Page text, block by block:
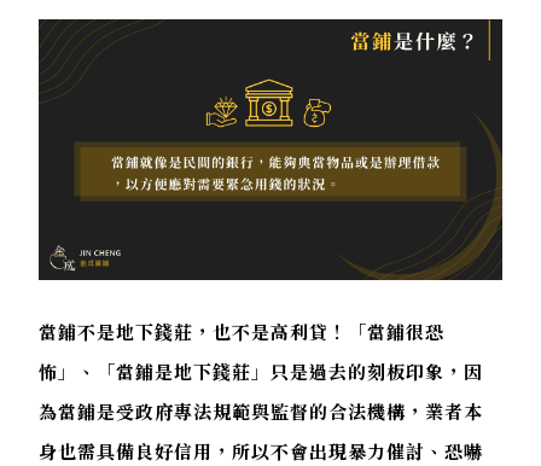
當鋪不是地下錢莊，也不是高利貸！「當鋪很恐
怖」、「當鋪是地下錢莊」只是過去的刻板印象，因
為當鋪是受政府專法規範與監督的合法機構，業者本
身也需具備良好信用，所以不會出現暴力催討、恐嚇